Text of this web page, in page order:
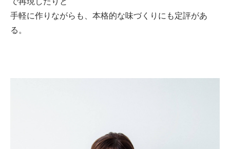
手軽に作りながらも、本格的な味づくりにも定評があ
る。